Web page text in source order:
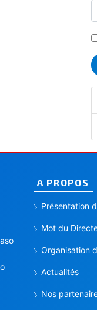
A PROPOS
Présentation
Mot du
Organisation
Actualités
Nos